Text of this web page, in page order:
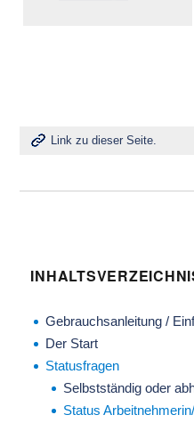
Link zu dieser Seite.
Gebrauchsanleitung /
Der Start
Statusfragen
Selbstständig oder
Status